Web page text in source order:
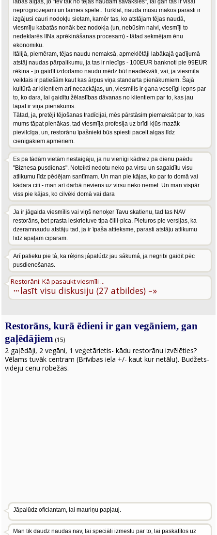
labas algas, jo "tev tak no tējas naudām savāksies", lai gan tas ir visai
neprognozējami un laimes spēle.. Turklāt, nauda mūsu makos parasti ir
izgājusi cauri nodokļu sietam, kamēr tas, ko atstājam tējas naudā,
viesmīļu kabatās nonāk bez nodokļa (un, nebūsim naivi, viesmīļi to
nedeklarēs IINa aprēķināšanas procesam) - tātad sekmējam ēnu
ekonomiku.
Itālijā, piemēram, tējas naudu nemaksā, apmeklētāji labākajā gadījumā
atstāj naudas pārpalikumu, ja tas ir niecīgs - 100EUR banknoti pie 99EUR
rēķina - jo gaidīt izdodamo naudu mēdz būt neadekvāti, vai, ja viesmīļa
veiktais ir patiešām kaut kas ārpus viņa standarta pienākumiem. Šajā
kultūrā ar klientiem arī necackājas, un, viesmīlis ir gana veselīgi lepns par
to, ko dara, lai gaidītu žēlastības dāvanas no klientiem par to, kas jau
tāpat ir viņa pienākums.
Tātad, ja, pretēji tējošanas tradīcijai, mēs pārstāsim piemaksāt par to, kas
mums tāpat pienākas, tad viesmīļa profesija uz brīdi kļūs mazāk
pievilcīga, un, restorānu īpašnieki būs spiesti pacelt algas līdz
cienīgākiem apmēriem.
Es pa tādām vietām nestaigāju, ja nu vienīgi kādreiz pa dienu paēdu
"Biznesa pusdienas". Noteikti nedotu neko pa virsu un sagaidītu visu
atlikumu līdz pēdējam santīmam. Un man pie kājas, ko par to domā vai
kādara citi - man arī darbā neviens uz virsu neko nemet. Un man vispār
viss pie kājas, ko cilvēki domā vai dara
Ja ir jāgaida viesmīlis vai viņš nenoķer Tavu skatienu, tad tas NAV
restorāns, bet prasta ieskrietuve tipa čilli-pica. Pieturos pie versijas, ka
dzeramnaudu atstāju tad, ja ir īpaša attieksme, parasti atstāju atlikumu
līdz apaļam ciparam.
Arí palieku pie tá, ka réķins jápalúdz jau sákumá, ja negribi gaidīt pēc
pusdienošanas.
···
Restorāni: Kā pasaukt viesmīli ...
lasīt visu diskusiju (27 atbildes) –»
Restorāns, kurā ēdieni ir gan vegāniem, gan
gaļēdājiem (15)
2 gaļēdāji, 2 vegāni, 1 veģetārietis- kādu restorānu izvēlēties?
Vēlams tuvāk centram (Brīvibas iela +/- kaut kur netālu). Budžets-
vidēju cenu robežās.
Jāpalūdz oficiantam, lai mauriņu papļauj.
Man tik daudz naudas nav, lai speciāli izmestu par to, lai paskatītos uz